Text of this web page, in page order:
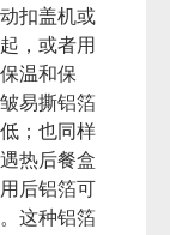
扣盖机或
，或者用
温和保
易撕铝箔
；也同样
热后餐盒
后铝箔可
这种铝箔